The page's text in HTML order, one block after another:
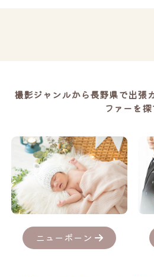
撮影ジャンルから長野県で出張
ファーを探
ニューボーン